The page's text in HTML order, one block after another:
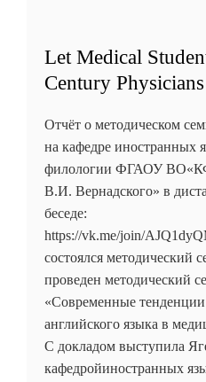
Let Medical
Century Physicians
Отчёт о методическом
на кафедре иностранных
филологии ФГАОУ
В.И. Вернадского» в
беседе:
https://vk.me/join/
состоялся методический
проведен методический
«Современные
английского языка в
С докладом выступила
кафедройиностранных